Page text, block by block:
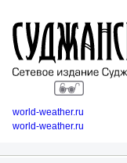
world-weather.ru
world-weather.ru